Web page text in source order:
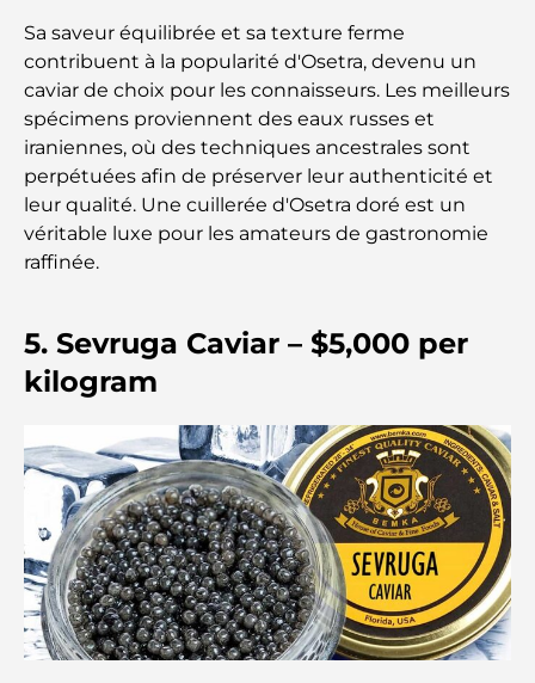
Les meilleures banques de Dubaï pour les
expatriés : un guide bancaire complet
Le pays le plus cher du monde : un classement
mondial des coûts
Les meilleurs restaurants de steak à Dubaï : un
guide pour les amateurs de viande
meilleures options de remise en forme à Damac
Les meilleurs centres commerciaux de Dubaï pour
le shopping et les loisirs
Que faire au DIFC : explorez le quartier le plus
dynamique de Dubaï
Cartes de crédit aux Émirats arabes unis : un guide
Sa saveur équilibrée et sa texture ferme
contribuent à la popularité d'Osetra, devenu un
caviar de choix pour les connaisseurs. Les meilleurs
spécimens proviennent des eaux russes et
iraniennes, où des techniques ancestrales sont
perpétuées afin de préserver leur authenticité et
leur qualité. Une cuillerée d'Osetra doré est un
véritable luxe pour les amateurs de gastronomie
raffinée.
5. Sevruga Caviar – $5,000 per
kilogram